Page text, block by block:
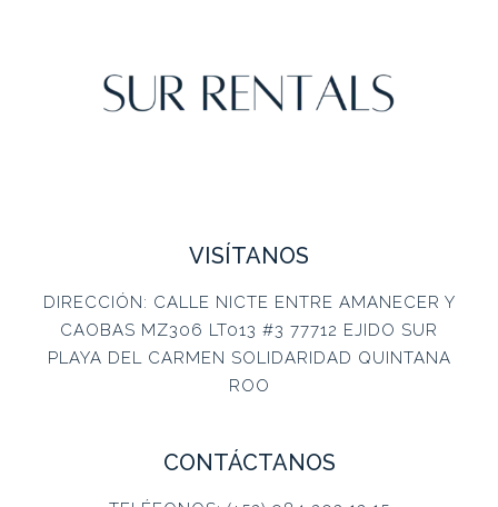
VISÍTANOS
DIRECCIÓN: CALLE NICTE ENTRE AMANECER Y
CAOBAS MZ306 LT013 #3 77712 EJIDO SUR
PLAYA DEL CARMEN SOLIDARIDAD QUINTANA
ROO
CONTÁCTANOS